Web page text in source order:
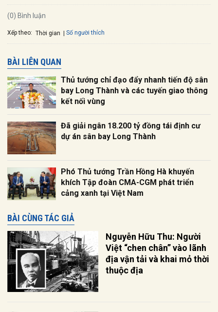
(0) Bình luận
Xếp theo: Thời gian Số người thích
BÀI LIÊN QUAN
Thủ tướng chỉ đạo đẩy nhanh tiến độ sân
bay Long Thành và các tuyến giao thông
kết nối vùng
Đã giải ngân 18.200 tỷ đồng tái định cư
dự án sân bay Long Thành
Phó Thủ tướng Trần Hồng Hà khuyến
khích Tập đoàn CMA-CGM phát triển
cảng xanh tại Việt Nam
BÀI CÙNG TÁC GIẢ
Nguyễn Hữu Thu: Người
Việt “chen chân” vào lãnh
địa vận tải và khai mỏ thời
thuộc địa